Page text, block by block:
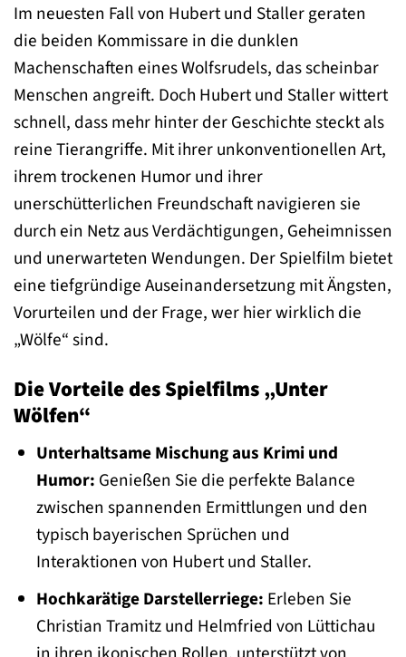
Im neuesten Fall von Hubert und Staller geraten
die beiden Kommissare in die dunklen
Machenschaften eines Wolfsrudels, das scheinbar
Menschen angreift. Doch Hubert und Staller wittert
schnell, dass mehr hinter der Geschichte steckt als
reine Tierangriffe. Mit ihrer unkonventionellen Art,
ihrem trockenen Humor und ihrer
unerschütterlichen Freundschaft navigieren sie
durch ein Netz aus Verdächtigungen, Geheimnissen
und unerwarteten Wendungen. Der Spielfilm bietet
eine tiefgründige Auseinandersetzung mit Ängsten,
Vorurteilen und der Frage, wer hier wirklich die
„Wölfe“ sind.
Die Vorteile des Spielfilms „Unter
Wölfen“
Unterhaltsame Mischung aus Krimi und
Humor: Genießen Sie die perfekte Balance
zwischen spannenden Ermittlungen und den
typisch bayerischen Sprüchen und
Interaktionen von Hubert und Staller.
Hochkarätige Darstellerriege: Erleben Sie
Christian Tramitz und Helmfried von Lüttichau